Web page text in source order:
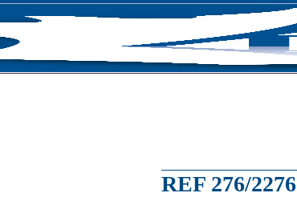
ACTUALITÉS QUI SOMMES NOUS
REF 276/2276